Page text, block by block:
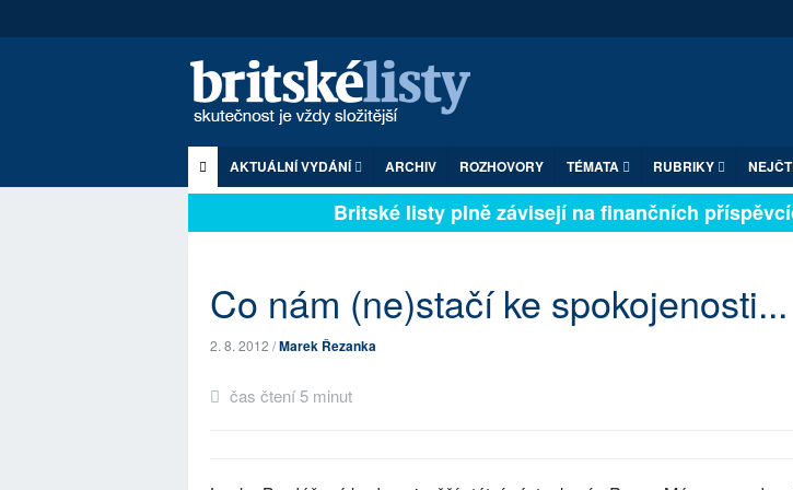
AKTUÁLNÍ VYDÁNÍ ARCHIV ROZHOVORY TÉMATA RUBRIKY
Britské listy plně závisejí na finančních
Co nám (ne)stačí ke spokojenosti...
2. 8. 2012 /Marek Řezanka
čas čtení 5 minut